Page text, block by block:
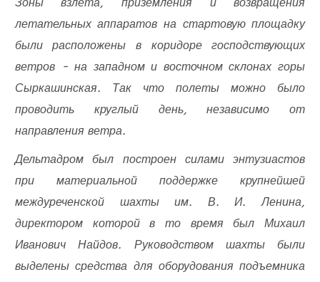
летательных аппаратов на стартовую площадку
были расположены в коридоре господствующих
ветров - на западном и восточном склонах горы
Сыркашинская. Так что полеты можно было
проводить круглый день, независимо от
направления ветра.
Дельтадром был построен силами энтузиастов
при материальной поддержке крупнейшей
междуреченской шахты им. В. И. Ленина,
директором которой в то время был Михаил
Иванович Найдов. Руководством шахты были
выделены средства для оборудования подъемника